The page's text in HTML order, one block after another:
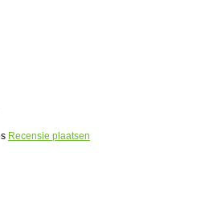
Recensie plaatsen